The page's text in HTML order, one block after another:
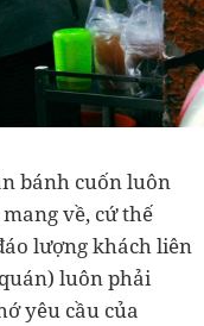
bánh cuốn luôn
về, cứ thế
lượng khách liên
luôn phải
yêu cầu của